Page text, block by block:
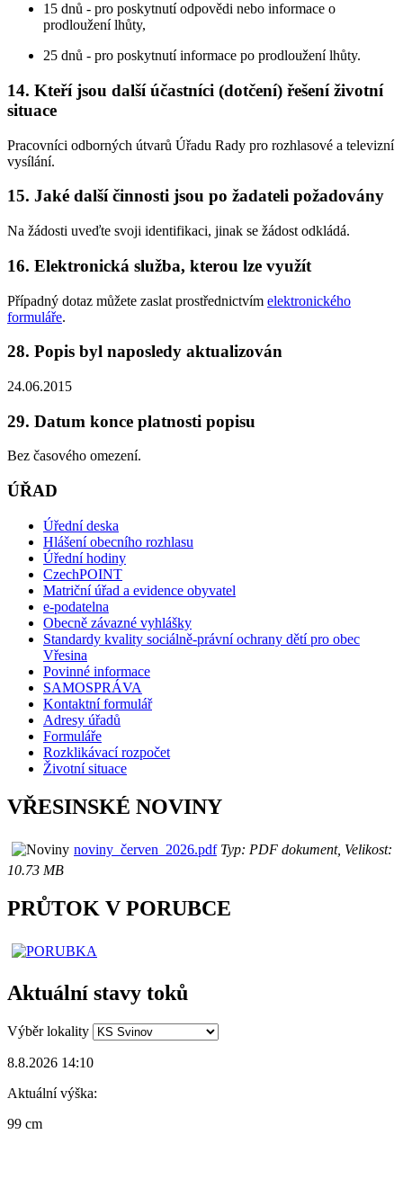
15 dnů - pro poskytnutí odpovědi nebo informace o
prodloužení lhůty,
25 dnů - pro poskytnutí informace po prodloužení lhůty.
14. Kteří jsou další účastníci (dotčení) řešení životní
situace
Pracovníci odborných útvarů Úřadu Rady pro rozhlasové a televizní
vysílání.
15. Jaké další činnosti jsou po žadateli požadovány
Na žádosti uveďte svoji identifikaci, jinak se žádost odkládá.
16. Elektronická služba, kterou lze využít
Případný dotaz můžete zaslat prostřednictvím elektronického
formuláře.
28. Popis byl naposledy aktualizován
24.06.2015
29. Datum konce platnosti popisu
Bez časového omezení.
ÚŘAD
Úřední deska
Hlášení obecního rozhlasu
Úřední hodiny
CzechPOINT
Matriční úřad a evidence obyvatel
e-podatelna
Obecně závazné vyhlášky
Standardy kvality sociálně-právní ochrany dětí pro obec
Vřesina
Povinné informace
SAMOSPRÁVA
Kontaktní formulář
Adresy úřadů
Formuláře
Rozklikávací rozpočet
Životní situace
VŘESINSKÉ NOVINY
noviny_červen_2026.pdfTyp: PDF dokument, Velikost:
10.73 MB
PRŮTOK V PORUBCE
Aktuální stavy toků
Výběr lokality
8.8.2026 14:10
Aktuální výška:
99 cm